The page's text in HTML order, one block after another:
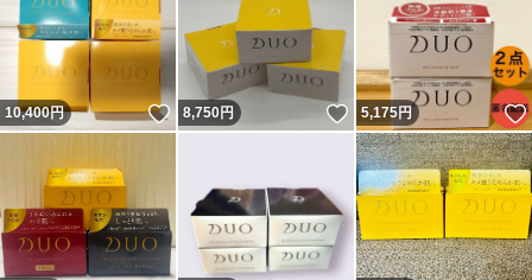
10,400円 いいね！
8,750円 いいね！
5,175円